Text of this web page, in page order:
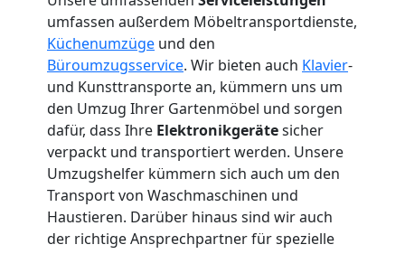
umfassen außerdem Möbeltransportdienste,
Küchenumzüge und den
Büroumzugsservice. Wir bieten auch Klavier-
und Kunsttransporte an, kümmern uns um
den Umzug Ihrer Gartenmöbel und sorgen
dafür, dass Ihre Elektronikgerätesicher
verpackt und transportiert werden. Unsere
Umzugshelfer kümmern sich auch um den
Transport von Waschmaschinen und
Haustieren. Darüber hinaus sind wir auch
der richtige Ansprechpartner für spezielle
Wolfsberg
Mann
LKW